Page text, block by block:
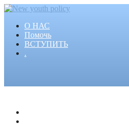
О НАС
Помочь
ВСТУПИТЬ
.